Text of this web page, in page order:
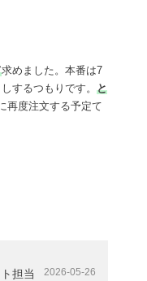
求めました。本番は7
するつもりです。 と
再度注文する予定て
担当 2026-05-26